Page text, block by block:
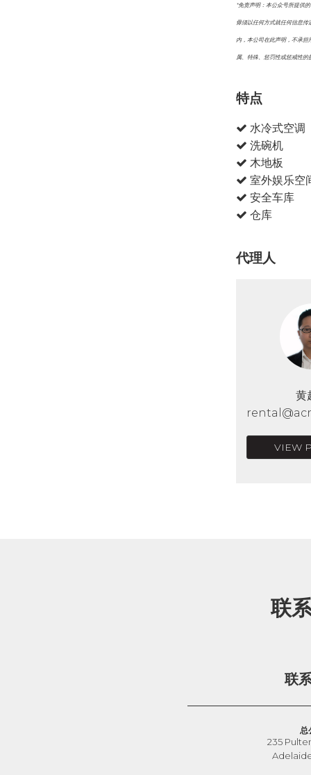
*免责声明：本公众号所提供
毋须以任何方式就任何信息
内，本公司在此声明，不承担
属、特殊、惩罚性或惩戒性的
特点
水冷式空调
洗碗机
木地板
室外娱乐空
安全车库
仓库
代理人
黄
VIEW
联
联
总
235